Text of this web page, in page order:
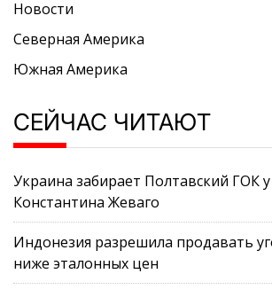
Новости
Северная Америка
Южная Америка
СЕЙЧАС ЧИТАЮТ
Украина забирает Полтавский ГОК
Константина Жеваго
Индонезия разрешила продавать
ниже эталонных цен